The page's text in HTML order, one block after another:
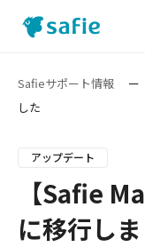
サービスサイト
ヘルプ
お問い合わせ
Safieサポート情報 ー
した
アップデート
【Safie
に移行し